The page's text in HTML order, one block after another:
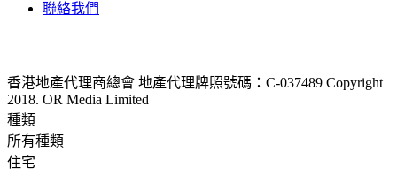
聯絡我們
香港地產代理商總會 地產代理牌照號碼：C-037489 Copyright
2018. OR Media Limited
種類
所有種類
住宅